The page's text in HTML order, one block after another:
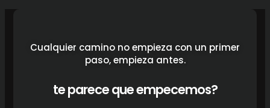
Cualquier camino no empieza con un primer
paso, empieza antes.
te parece que empecemos?